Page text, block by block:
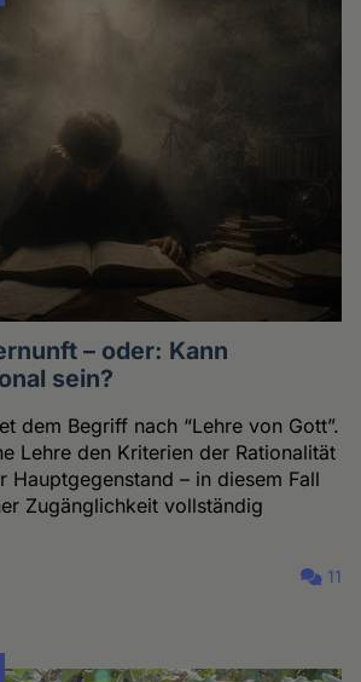
– oder: Kann
sein?
dem Begriff nach “Lehre von Gott”.
Lehre den Kriterien der Rationalität
Hauptgegenstand – in diesem Fall
Zugänglichkeit vollständig
11